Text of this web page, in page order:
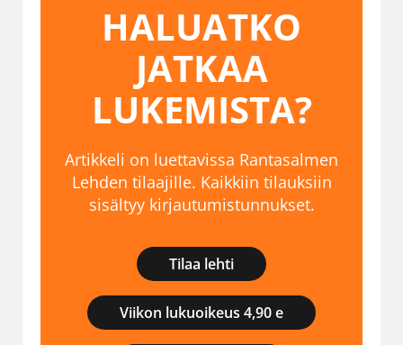
HALUATKO
JATKAA
LUKEMISTA?
Artikkeli on luettavissa Rantasalmen
Lehden tilaajille. Kaikkiin tilauksiin
sisältyy kirjautumistunnukset.
Tilaa lehti
Viikon lukuoikeus 4,90 e